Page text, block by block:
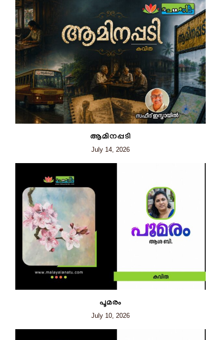
ആമിനപ്പടി
July 14, 2026
പൂമരം
July 10, 2026